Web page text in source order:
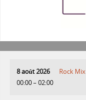
8 août 2026
00:00– 02:00
Rock Mix